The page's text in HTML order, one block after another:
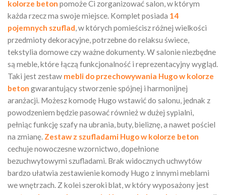
kolorze beton pomoże Ci zorganizować salon, w którym
każda rzecz ma swoje miejsce. Komplet posiada 14
pojemnych szuflad, w których pomieścisz różnej wielkości
przedmioty dekoracyjne, potrzebne do relaksu świece,
tekstylia domowe czy ważne dokumenty. W salonie niezbędne
są meble, które łączą funkcjonalność i reprezentacyjny wygląd.
Taki jest zestaw mebli do przechowywania Hugo w kolorze
beton gwarantujący stworzenie spójnej i harmonijnej
aranżacji. Możesz komodę Hugo wstawić do salonu, jednak z
powodzeniem będzie pasować również w dużej sypialni,
pełniąc funkcję szafy na ubrania, buty, bieliznę, a nawet pościel
na zmianę. Zestaw z szufladami Hugo w kolorze beton
cechuje nowoczesne wzornictwo, dopełnione
bezuchwytowymi szufladami. Brak widocznych uchwytów
bardzo ułatwia zestawienie komody Hugo z innymi meblami
we wnętrzach. Z kolei szeroki blat, w który wyposażony jest